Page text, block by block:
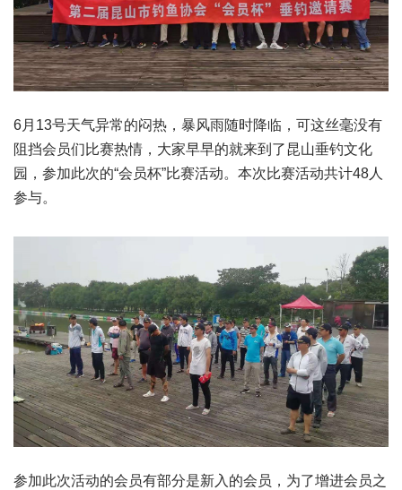
6月13号天气异常的闷热，暴风雨随时降临，可这丝毫没有
阻挡会员们比赛热情，大家早早的就来到了昆山垂钓文化
园，参加此次的“会员杯”比赛活动。本次比赛活动共计48人
参与。
参加此次活动的会员有部分是新入的会员，为了增进会员之